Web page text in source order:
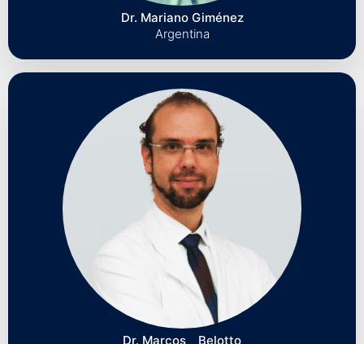
Dr. Mariano Giménez
Argentina
Dr. Marcos⠀ Belotto